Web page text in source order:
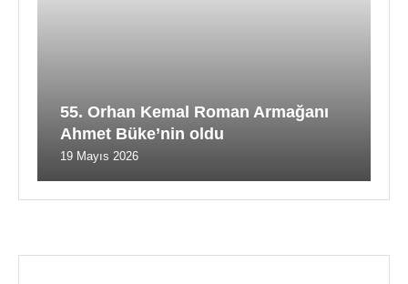
55. Orhan Kemal Roman Armağanı
Ahmet Büke’nin oldu
19 Mayıs 2026